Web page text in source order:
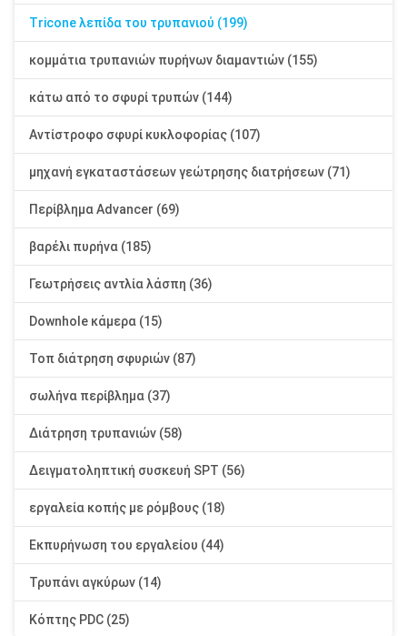
Tricone λεπίδα του τρυπανιού (199)
κομμάτια τρυπανιών πυρήνων διαμαντιών (155)
κάτω από το σφυρί τρυπών (144)
Αντίστροφο σφυρί κυκλοφορίας (107)
μηχανή εγκαταστάσεων γεώτρησης διατρήσεων (71)
Περίβλημα Advancer (69)
βαρέλι πυρήνα (185)
Γεωτρήσεις αντλία λάσπη (36)
Downhole κάμερα (15)
Τοπ διάτρηση σφυριών (87)
σωλήνα περίβλημα (37)
Διάτρηση τρυπανιών (58)
Δειγματοληπτική συσκευή SPT (56)
εργαλεία κοπής με ρόμβους (18)
Εκπυρήνωση του εργαλείου (44)
Τρυπάνι αγκύρων (14)
Κόπτης PDC (25)